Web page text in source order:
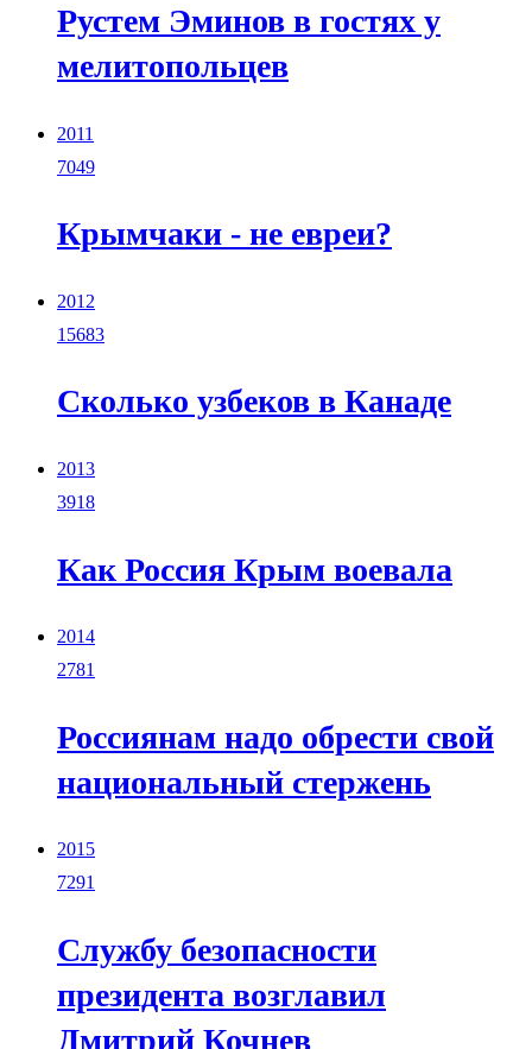
Рустем Эминов в гостях у
мелитопольцев
2011
7049
Крымчаки - не евреи?
2012
15683
Сколько узбеков в Канаде
2013
3918
Как Россия Крым воевала
2014
2781
Россиянам надо обрести свой
национальный стержень
2015
7291
Службу безопасности
президента возглавил
Дмитрий Кочнев